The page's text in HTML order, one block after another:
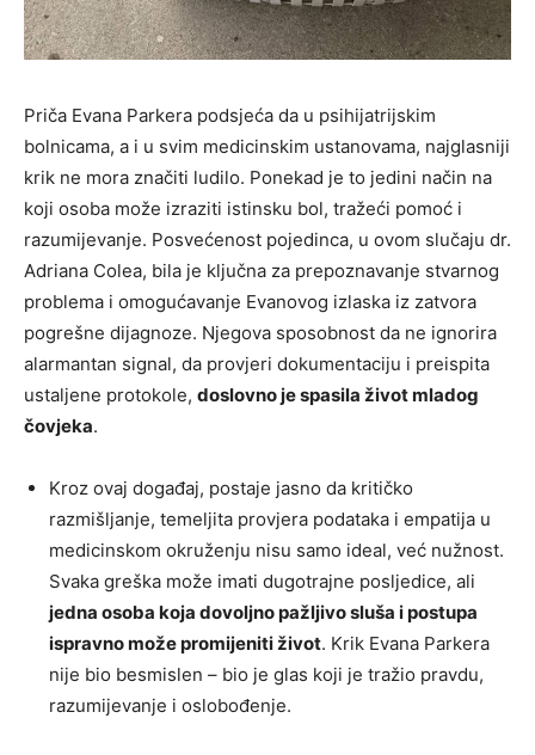
Priča Evana Parkera podsjeća da u psihijatrijskim
bolnicama, a i u svim medicinskim ustanovama, najglasniji
krik ne mora značiti ludilo. Ponekad je to jedini način na
koji osoba može izraziti istinsku bol, tražeći pomoć i
razumijevanje. Posvećenost pojedinca, u ovom slučaju dr.
Adriana Colea, bila je ključna za prepoznavanje stvarnog
problema i omogućavanje Evanovog izlaska iz zatvora
pogrešne dijagnoze. Njegova sposobnost da ne ignorira
alarmantan signal, da provjeri dokumentaciju i preispita
ustaljene protokole, doslovno je spasila život mladog
čovjeka.
Kroz ovaj događaj, postaje jasno da kritičko
razmišljanje, temeljita provjera podataka i empatija u
medicinskom okruženju nisu samo ideal, već nužnost.
Svaka greška može imati dugotrajne posljedice, ali
jedna osoba koja dovoljno pažljivo sluša i postupa
ispravno može promijeniti život. Krik Evana Parkera
nije bio besmislen – bio je glas koji je tražio pravdu,
razumijevanje i oslobođenje.